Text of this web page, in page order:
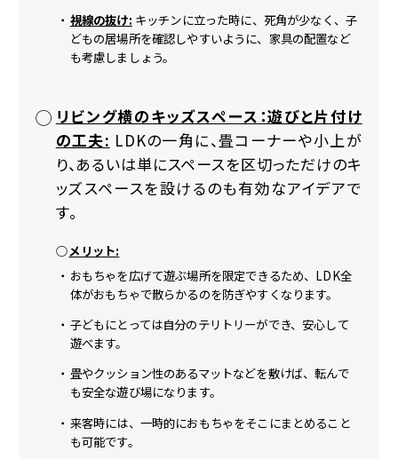
視線の抜け: キッチンに立った時に、死角が少なく、子
どもの居場所を確認しやすいように、家具の配置など
も考慮しましょう。
リビング横のキッズスペース：遊びと片付け
の工夫: LDKの一角に、畳コーナーや小上が
り、あるいは単にスペースを区切っただけのキ
ッズスペースを設けるのも有効なアイデアで
す。
メリット:
おもちゃを広げて遊ぶ場所を限定できるため、LDK全
体がおもちゃで散らかるのを防ぎやすくなります。
子どもにとっては自分のテリトリーができ、安心して
遊べます。
畳やクッション性のあるマットなどを敷けば、転んで
も安全な遊び場になります。
来客時には、一時的におもちゃをそこにまとめること
も可能です。